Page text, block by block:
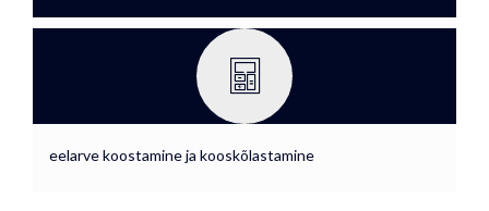
eelarve koostamine ja kooskõlastamine